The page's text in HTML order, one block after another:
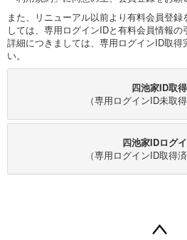
また、リニューアル以前より有料会員登
しては、専用ログインIDと有料会員情報の
詳細につきましては、専用ログインID取得
い。
四池家ID取得
（専用ログインID未取
四池家IDログ
（専用ログインID取得